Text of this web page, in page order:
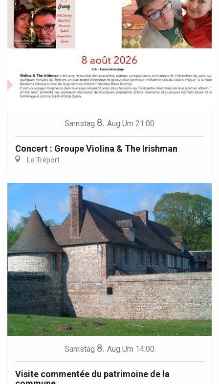
Samstag 8. Aug Um 21:00
Concert : Groupe Violina & The Irishman
Le Tréport
Samstag 8. Aug Um 14:00
Visite commentée du patrimoine de la